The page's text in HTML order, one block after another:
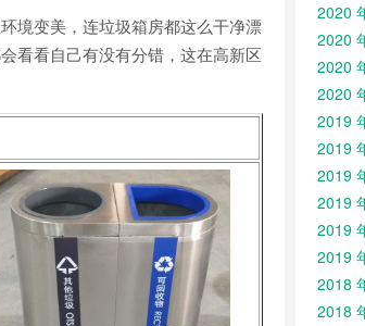
境变美，连垃圾箱房都这么干净漂
看看自己有没有分错，这在高新区
2020
2020
2020
2020
2019
2019
2019
2019
2019
2019
2018
2018